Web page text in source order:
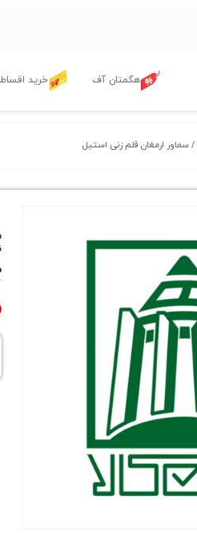
هگمتان آف خرید
/ سماور ارمغان قلم زنی استیل